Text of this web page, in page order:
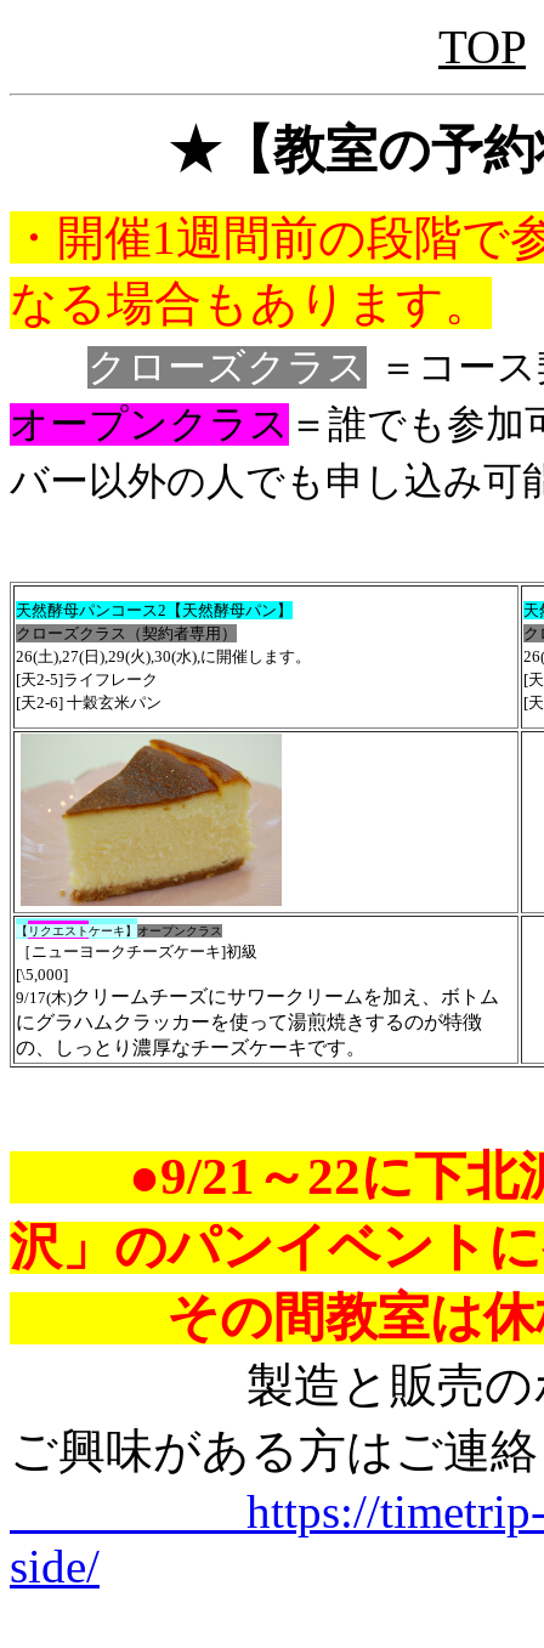
TOP
★【教室の予
・開催1週間前の段階で
なる場合もあります。
クローズクラス
＝コー
オープンクラス ＝誰でも参加
バー以外の人でも申し込み可
天然酵母パンコース2【天然酵母パン】
クローズクラス（契約者専用）
26(土),27(日),29(火),30(水),に開催します。
[天2-5]ライフレーク
[天2-6] 十穀玄米パン
天
ク
[
[
【 リクエストケーキ】 オープンクラス
［ニューヨークチーズケーキ]初級
[\5,000]
9/17(木)クリームチーズにサワークリームを加え、ボトム
にグラハムクラッカーを使って湯煎焼きするのが特徴
の、しっとり濃厚なチーズケーキです。
●9/21～22に下
沢」のパンイベント
その間教室は休
製造と販売のボラ
ご興味がある方はご連
https://timetrip-
side/